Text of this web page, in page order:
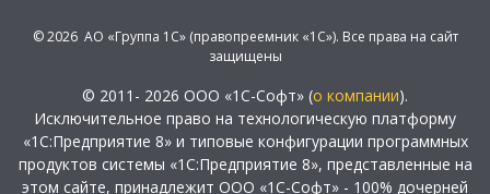
© 2026 АО «Группа 1С» (правопреемник «1С»). Все права на сайт
защищены
© 2011- 2026 ООО «1С-Софт» (о компании).
Исключительное право на технологическую платформу
«1С:Предприятие 8» и типовые конфигурации программных
продуктов системы «1С:Предприятие 8», представленные на
этом сайте, принадлежит ООО «1С-Софт» - 100% дочерней